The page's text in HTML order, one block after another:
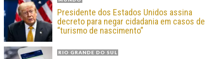
Presidente dos Estados Unidos assina
decreto para negar cidadania em casos de
“turismo de nascimento”
RIO GRANDE DO SUL